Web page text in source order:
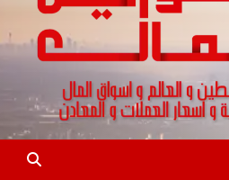
و تقارير اسواق المال و العملات